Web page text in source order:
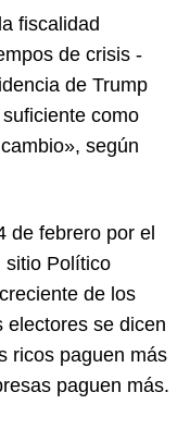
fiscalidad
de crisis -
de Trump
como
según
de febrero por el
sitio Político
de los
electores se dicen
ricos paguen más
paguen más.